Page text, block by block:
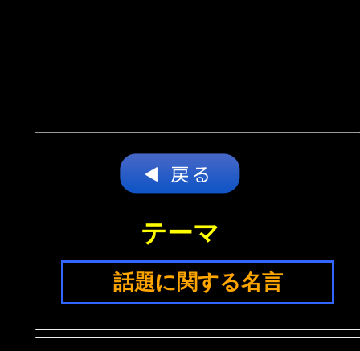
テーマ
話題に関する名言